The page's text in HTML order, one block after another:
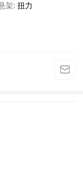
架 扭力